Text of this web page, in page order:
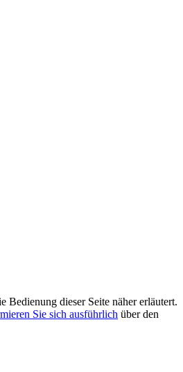
Bedienung dieser Seite näher erläutert.
Sie sich ausführlich über den